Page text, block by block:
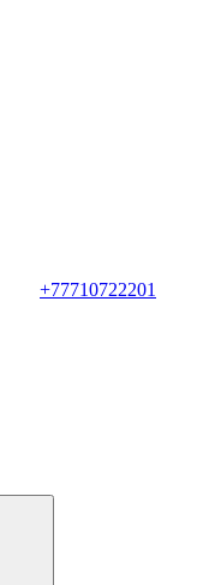
+77710722201